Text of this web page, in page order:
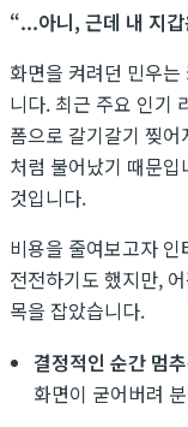
“...아니, 근데 내 지
화면을 켜려던 민우
니다. 최근 주요 인기
폼으로 갈기갈기 찢
처럼 불어났기 때문
것입니다.
비용을 줄여보고자
전전하기도 했지만,
목을 잡았습니다.
결정적인 순간 멈
화면이 굳어버려